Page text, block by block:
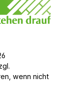
wenn nicht